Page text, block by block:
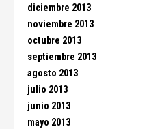
diciembre 2013
noviembre 2013
octubre 2013
septiembre 2013
agosto 2013
julio 2013
junio 2013
mayo 2013